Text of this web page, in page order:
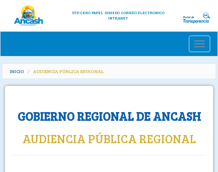
STD-CERO PAPEL SISGEDO CORREO ELECTRONICO
INTRANET
Toggle
INICIO AUDIENCIA PÚBLICA REGIONAL
GOBIERNO REGIONAL DE ANCASH
AUDIENCIA PÚBLICA REGIONAL